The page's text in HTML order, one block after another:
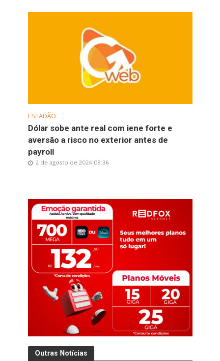
ESTADÃO
Dólar sobe ante real com iene forte e
aversão a risco no exterior antes de
payroll
2 de agosto de 2024 09:36
Outras Notícias